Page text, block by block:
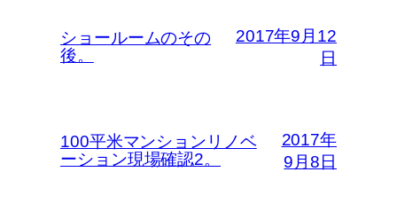
ショールームのその
後。
2017年9月12
日
100平米マンションリノベ
ーション現場確認2。
2017年
9月8日